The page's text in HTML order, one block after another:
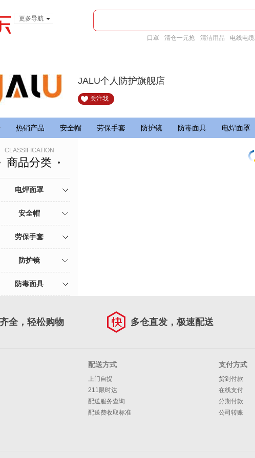
更多导航
口罩 清仓一元抢 清洁用品 电线电缆
JALU个人防护旗舰店
关注我
热销产品 安全帽 劳保手套 防护镜 防毒面具 电焊面罩
CLASSIFICATION
商品分类
电焊面罩
安全帽
劳保手套
防护镜
防毒面具
全，轻松购物 多仓直发，极速配送
配送方式
上门自提
211限时达
配送服务查询
配送费收取标准
支付方式
货到付款
在线支付
分期付款
公司转账